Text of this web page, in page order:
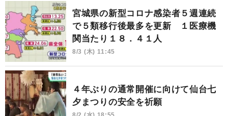
宮城県の新型コロナ感染者５週連続
で５類移行後最多を更新 １医療機
関当たり１８．４１人
8/3 (木) 11:45
４年ぶりの通常開催に向けて仙台七
夕まつりの安全を祈願